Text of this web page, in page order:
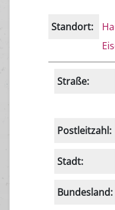
Standort:
Straße:
Postleitzahl:
Stadt:
Bundesland: